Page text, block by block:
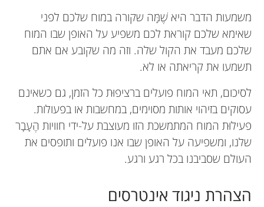
משמעות הדבר היא שֶׁמָּה שקורה במוח שלכם לפני
שאימא שלכם קוראת לכם משפיע על האופן שבו המוח
שלכם מעבד את הקול שלה. וזה מה שקובע אם אתם
תשמעו את קריאתה או לא.
לסיכום, תאי המוח פועלים ברציפוּת כל הזמן, גם כשאינם
עסוקים בזיהוי אותות מסוימים, במחשבות או בפעולות.
פעילוּת המוח המתמשכת הזו מעוצבת על-ידי חוויות הֶעָבָר
שלנו, ומשפיעה על האופן שבו אנו פועלים ותופסים את
העולם שסביבנו בכל רגע ורגע.
הצהרת ניגוד אינטרסים